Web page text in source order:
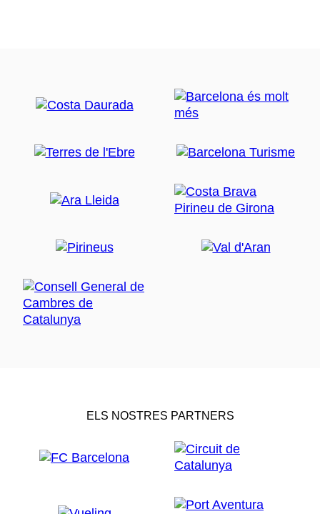
ELS NOSTRES PARTNERS